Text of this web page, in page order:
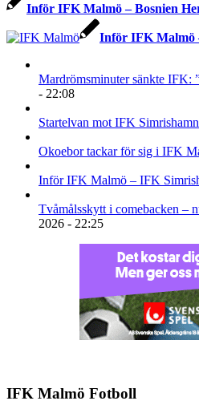
Inför IFK Malmö – Bosnien
Inför IFK Malmö
Mardrömsminuter sänkte IFK:
- 22:08
Startelvan mot IFK Simrishamn
Okoebor tackar för sig i IFK
Inför IFK Malmö – IFK
Tvåmålsskytt i comebacken –
2026 - 22:25
IFK Malmö Fotboll